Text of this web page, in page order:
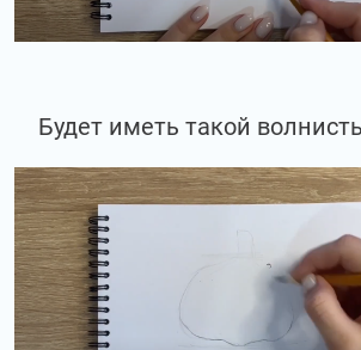
Будет иметь такой